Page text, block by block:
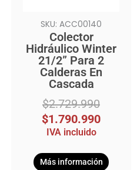
SKU: ACC00140
Colector
Hidráulico Winter
21/2” Para 2
Calderas En
Cascada
$2.729.990
$1.790.990
IVA incluido
Más información